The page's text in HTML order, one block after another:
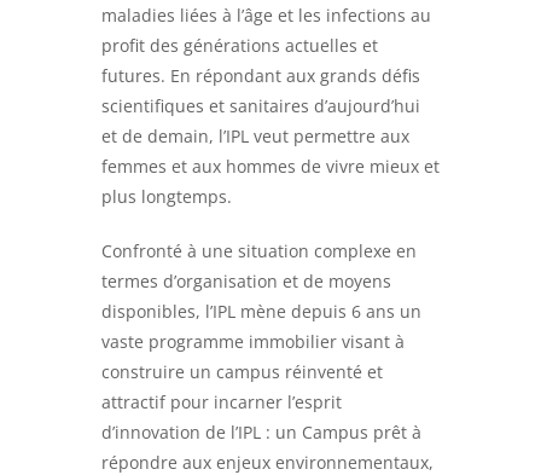
maladies liées à l’âge et les infections au
profit des générations actuelles et
futures. En répondant aux grands défis
scientifiques et sanitaires d’aujourd’hui
et de demain, l’IPL veut permettre aux
femmes et aux hommes de vivre mieux et
plus longtemps.
Confronté à une situation complexe en
termes d’organisation et de moyens
disponibles, l’IPL mène depuis 6 ans un
vaste programme immobilier visant à
construire un campus réinventé et
attractif pour incarner l’esprit
d’innovation de l’IPL : un Campus prêt à
répondre aux enjeux environnementaux,